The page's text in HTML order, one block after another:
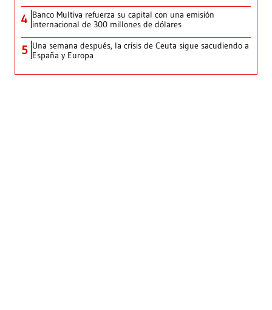
4 Banco Multiva refuerza su capital con una emisión
internacional de 300 millones de dólares
5 Una semana después, la crisis de Ceuta sigue sacudiendo a
España y Europa